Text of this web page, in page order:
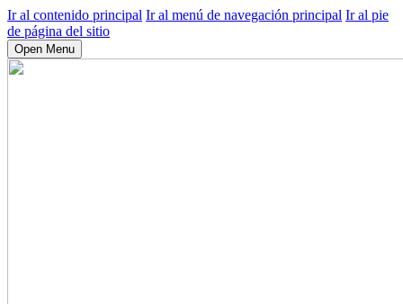
Ir al contenido principal Ir al menú de navegación principal Ir al pie
de página del sitio
Open Menu